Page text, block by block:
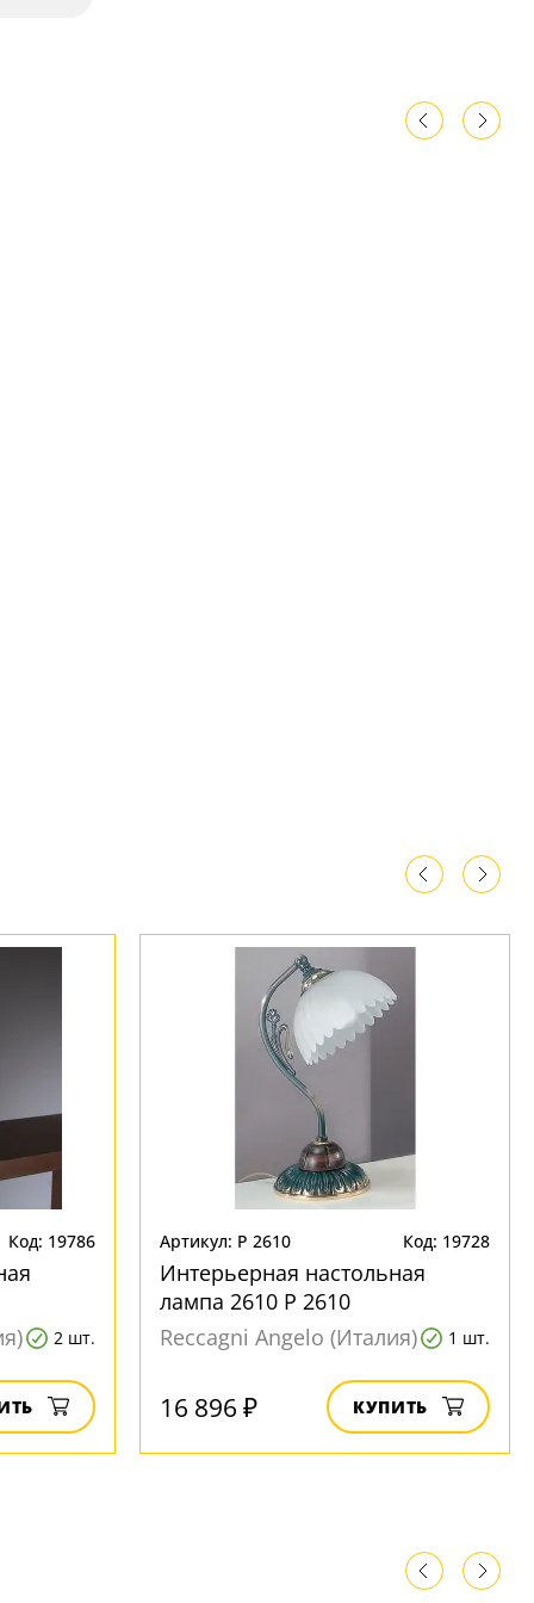
Код: 19786
2 шт.
Артикул: P 2610 Код: 19728
Интерьерная настольная
лампа 2610 P 2610
Reccagni Angelo (Италия)
1 шт.
16 896 ₽ КУПИТЬ